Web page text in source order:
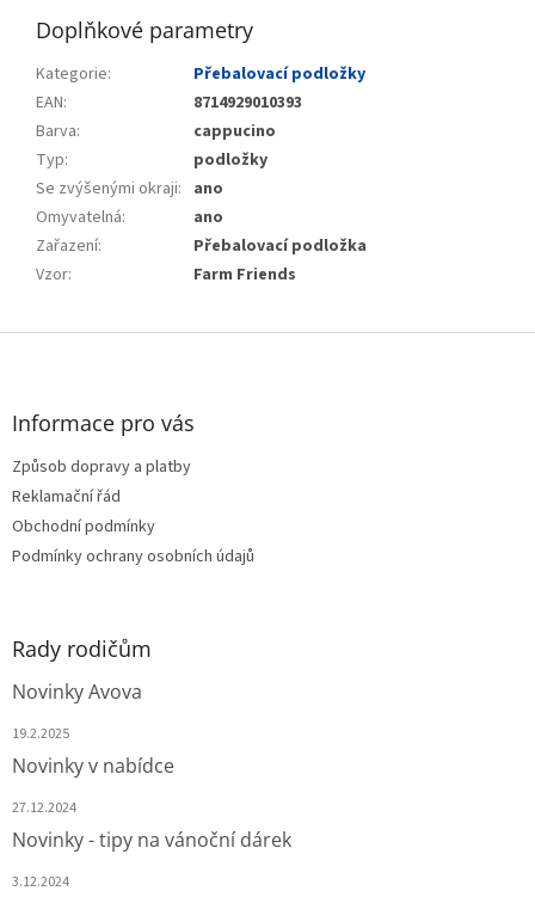
Doplňkové parametry
Kategorie:
Přebalovací podložky
EAN:
8714929010393
Barva:
cappucino
Typ:
podložky
Se zvýšenými okraji: ano
Omyvatelná:
ano
Zařazení:
Přebalovací podložka
Vzor: Farm Friends
Z
Informace pro vás
Způsob dopravy a platby
Reklamační řád
Obchodní podmínky
Podmínky ochrany osobních údajů
Rady rodičům
Novinky Avova
19.2.2025
Novinky v nabídce
27.12.2024
Novinky - tipy na vánoční dárek
3.12.2024